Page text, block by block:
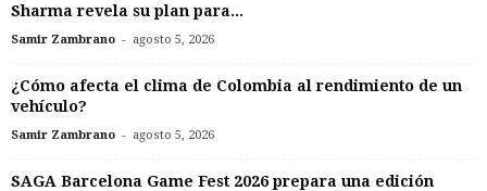
Sharma revela su plan para...
Samir Zambrano - agosto 5, 2026
¿Cómo afecta el clima de Colombia al rendimiento de un
vehículo?
Samir Zambrano - agosto 5, 2026
SAGA Barcelona Game Fest 2026 prepara una edición